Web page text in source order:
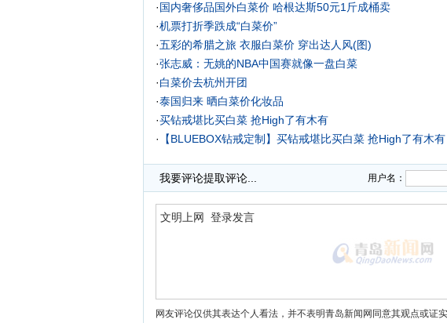
·国内奢侈品国外白菜价 哈根达斯50元1斤成桶卖
·机票打折季跌成“白菜价”
·五彩的希腊之旅 衣服白菜价 穿出达人风(图)
·张志威：无姚的NBA中国赛就像一盘白菜
·白菜价去杭州开团
·泰国归来 晒白菜价化妆品
·买钻戒堪比买白菜 抢High了有木有
·
【BLUEBOX钻戒定制】买钻戒堪比买白菜 抢High了有木有
我要评论提取评论... 用户名：
网友评论仅供其表达个人看法，并不表明青岛新闻网同意其观点或证实